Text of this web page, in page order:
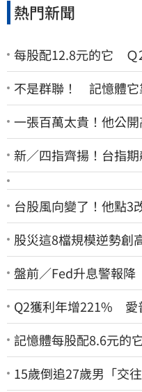
熱門新聞
每股配12.8元的它 Ｑ
不是群聯！ 記憶體它
一張百萬太貴！他公
新／四指齊揚！台指
台股風向變了！他點3
股災這8檔規模逆勢
盤前／Fed升息警報
Q2獲利年增221% 愛
記憶體每股配8.6元的
15歲倒追27歲男「交